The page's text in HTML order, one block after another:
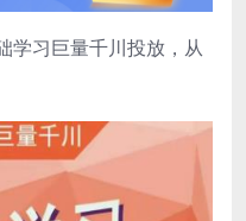
学习巨量千川投放，从